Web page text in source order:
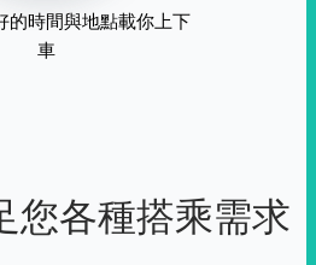
的時間與地點載你上下
車
您各種搭乘需求